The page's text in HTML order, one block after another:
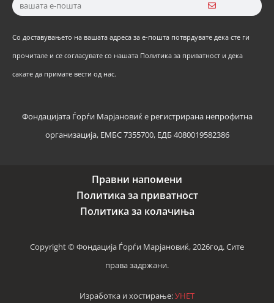
Со доставувањето на вашата адреса за е-пошта потврдувате дека сте ги
прочитале и се согласувате со нашата Политика за приватност и дека
сакате да примате вести од нас.
Фондацијата Ѓорѓи Марјановиќ е регистрирана непрофитна
организација, ЕМБС 7355700, ЕДБ 4080019582386
Правни напомени
Политика за приватност
Политика за колачиња
Copyright © Фондација Ѓорѓи Марјановиќ, 2026год. Сите
права задржани.
Изработка и хостирање:УНЕТ